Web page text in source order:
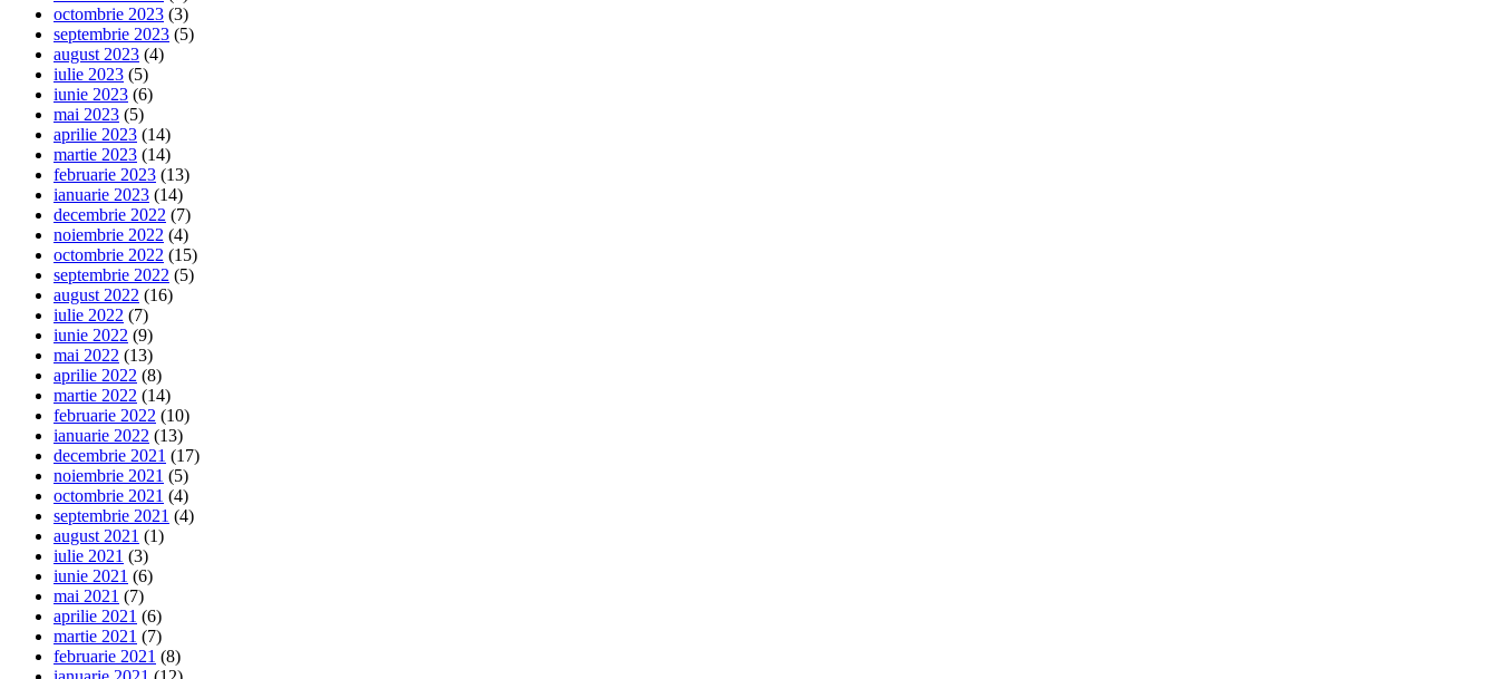
octombrie 2023 (3)
septembrie 2023 (5)
august 2023 (4)
iulie 2023 (5)
iunie 2023 (6)
mai 2023 (5)
aprilie 2023 (14)
martie 2023 (14)
februarie 2023 (13)
ianuarie 2023 (14)
decembrie 2022 (7)
noiembrie 2022 (4)
octombrie 2022 (15)
septembrie 2022 (5)
august 2022 (16)
iulie 2022 (7)
iunie 2022 (9)
mai 2022 (13)
aprilie 2022 (8)
martie 2022 (14)
februarie 2022 (10)
ianuarie 2022 (13)
decembrie 2021 (17)
noiembrie 2021 (5)
octombrie 2021 (4)
septembrie 2021 (4)
august 2021 (1)
iulie 2021 (3)
iunie 2021 (6)
mai 2021 (7)
aprilie 2021 (6)
martie 2021 (7)
februarie 2021 (8)